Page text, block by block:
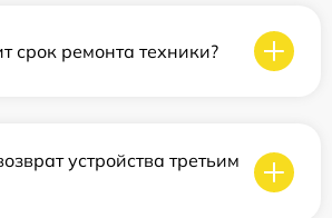
срок ремонта техники?
устройства третьим